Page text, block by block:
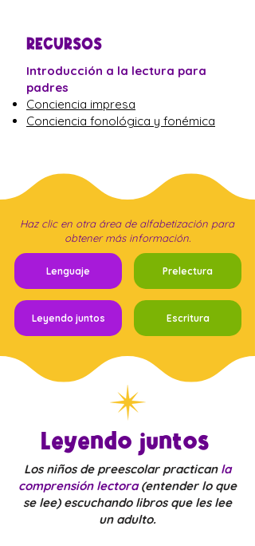
RECURSOS
Introducción a la lectura para
padres
Conciencia impresa
Conciencia fonológica y fonémica
Haz clic en otra área de alfabetización para
obtener más información.
Lenguaje Prelectura
Leyendo juntos Escritura
Leyendo juntos
Los niños de preescolar practican la
comprensión lectora (entender lo que
se lee) escuchando libros que les lee
un adulto.